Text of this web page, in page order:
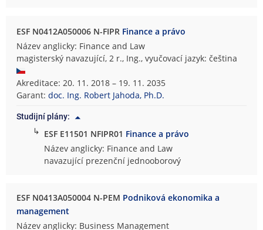
ESF N0412A050006 N-FIPR Finance a právo
Název anglicky: Finance and Law
magisterský navazující, 2 r., Ing., vyučovací jazyk: čeština
Akreditace: 20. 11. 2018 – 19. 11. 2035
Garant:doc. Ing. Robert Jahoda, Ph.D.
Studijní plány:
↳ ESF E11501 NFIPR01 Finance a právo
Název anglicky: Finance and Law
navazující prezenční jednooborový
ESF N0413A050004 N-PEM Podniková ekonomika a
management
Název anglicky: Business Management